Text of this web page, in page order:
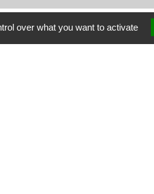
over what you want to activate